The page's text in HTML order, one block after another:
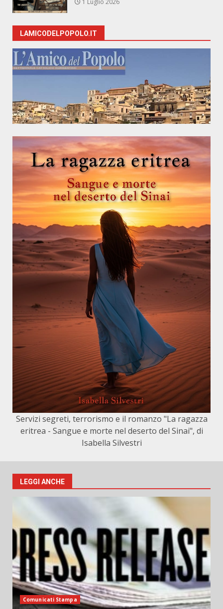
1 Luglio 2026
LAMICODELPOPOLO.IT
Servizi segreti, terrorismo e il romanzo "La ragazza
eritrea - Sangue e morte nel deserto del Sinai", di
Isabella Silvestri
LEGGI ANCHE
Comunicati Stampa